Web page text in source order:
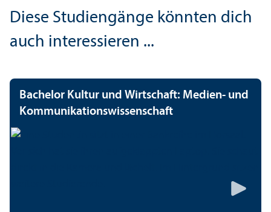
Diese Studien­gänge könnten dich
auch interessieren ...
Bachelor Kultur und Wirtschaft: Medien- und
Kommunikations­wissenschaft